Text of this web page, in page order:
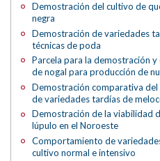
Demostración del cultivo de
negra
Demostración de variedades
técnicas de poda
Parcela para la demostración
de nogal para producción de
Demostración comparativa
de variedades tardías de
Demostración de la viabilidad
lúpulo en el Noroeste
Comportamiento de
cultivo normal e intensivo